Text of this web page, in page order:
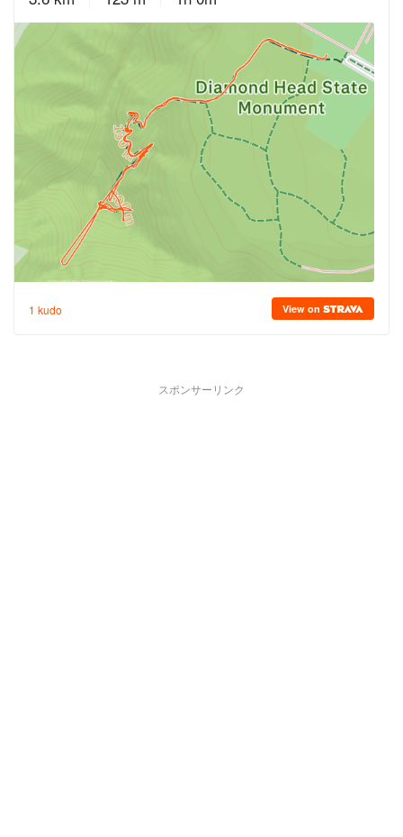
スポンサーリンク